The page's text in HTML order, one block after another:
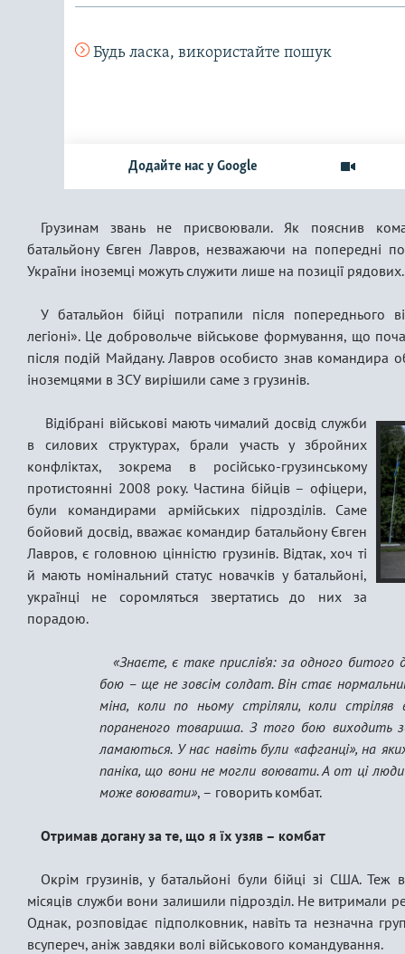
Грузинам звань не присвоювали. Як пояснив
батальйону Євген Лавров, незважаючи на попередні
України іноземці можуть служити лише на позиції рядових.
У батальйон бійці потрапили після попереднього
легіоні». Це добровольче військове формування, що
після подій Майдану. Лавров особисто знав командира
іноземцями в ЗСУ вирішили саме з грузинів.
​ Відібрані військові мають чималий досвід служби
в силових структурах, брали участь у збройних
конфліктах, зокрема в російсько-грузинському
протистоянні 2008 року. Частина бійців – офіцери,
були командирами армійських підрозділів. Саме
бойовий досвід, вважає командир батальйону Євген
Лавров, є головною цінністю грузинів. Відтак, хоч ті
й мають номінальний статус новачків у батальйоні,
українці не соромляться звертатись до них за
порадою.
«Знаєте, є таке прислів’я: за одного
бою – ще не зовсім солдат. Він стає
міна, коли по ньому стріляли, коли
пораненого товариша. З того бою виходить
ламаються. У нас навіть були «афганці», на
паніка, що вони не могли воювати. А от ці люди
може воювати», – говорить комбат.
Отримав догану за те, що я їх узяв – комбат
Окрім грузинів, у батальйоні були бійці зі США. Теж
місяців служби вони залишили підрозділ. Не витримали
Однак, розповідає підполковник, навіть та незначна
всупереч, аніж завдяки волі військового командування.